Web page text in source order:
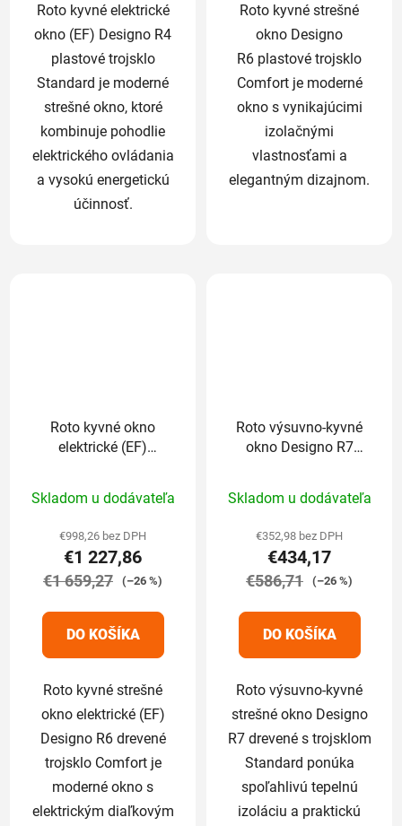
Roto kyvné elektrické
okno (EF) Designo R4
plastové trojsklo
Standard je moderné
strešné okno, ktoré
kombinuje pohodlie
elektrického ovládania
a vysokú energetickú
účinnosť.
Roto kyvné strešné
okno Designo
R6 plastové trojsklo
Comfort je moderné
okno s vynikajúcimi
izolačnými
vlastnosťami a
elegantným dizajnom.
Roto kyvné okno
elektrické (EF)
74/98 cmhodnotenie
produktu
je
5,0
5
hviezdičiek.
Skladom u dodávateľa
€998,26 bez DPH
€1 227,86
€1 659,27 (–26 %)
DO KOŠÍKA
Roto kyvné strešné
okno elektrické (EF)
Designo R6 drevené
trojsklo Comfort je
moderné okno s
elektrickým diaľkovým
Roto výsuvno-kyvné
okno Designo R7
hodnotenie
produktu
je
5,0
5
hviezdičiek.
Skladom u dodávateľa
€352,98 bez DPH
€434,17
€586,71 (–26 %)
DO KOŠÍKA
Roto výsuvno-kyvné
strešné okno Designo
R7 drevené s trojsklom
Standard ponúka
spoľahlivú tepelnú
izoláciu a praktickú